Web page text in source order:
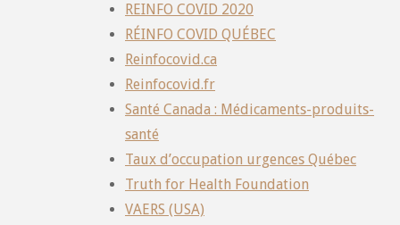
REINFO COVID 2020
RÉINFO COVID QUÉBEC
Reinfocovid.ca
Reinfocovid.fr
Santé Canada : Médicaments-produits-
santé
Taux d’occupation urgences Québec
Truth for Health Foundation
VAERS (USA)